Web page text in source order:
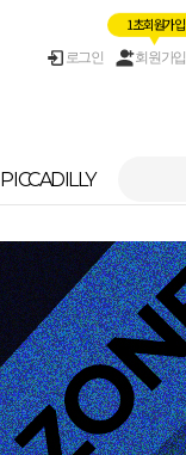
로그인 회원가입
1초 회원가입
PICCADILLY